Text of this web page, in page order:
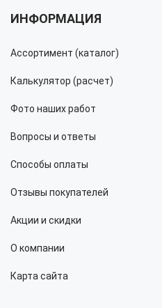
ИНФОРМАЦИЯ
Ассортимент (каталог)
Калькулятор (расчет)
Фото наших работ
Вопросы и ответы
Способы оплаты
Отзывы покупателей
Акции и скидки
О компании
Карта сайта